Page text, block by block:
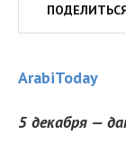
ArabiToday
5 декабря —